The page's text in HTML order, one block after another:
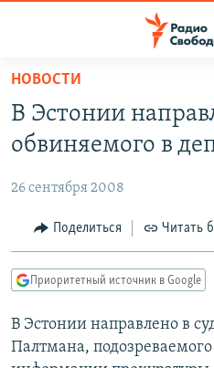
упрощенного
доступа
Вернуться
основному
Вернутся
главной
навигации
Вернутся
поиску
ПОДКАСТЫ
ЦИТАТЫ СВОБОДЫ
МНЕНИЯ
IDEL.РЕАЛИИ
КАВКАЗ.РЕАЛИИ
СЕВЕР.РЕАЛИИ
НОВОСТИ
В Эстонии
обвиняемого в
26 сентября 2008
Поделиться Читать
Приоритетный источник в Google
В Эстонии направлено в
Палтмана,